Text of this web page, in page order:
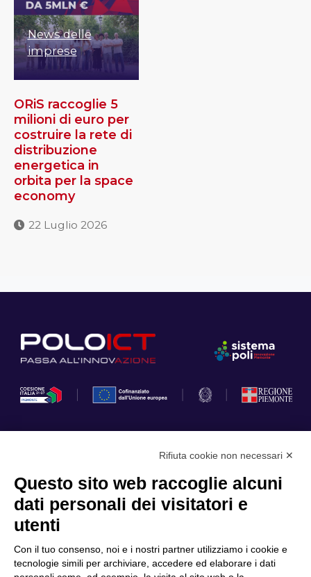
News delle
imprese
ORiS raccoglie 5
milioni di euro per
costruire la rete di
distribuzione
energetica in
orbita per la space
economy
22 Luglio 2026
Cookie Policy
Scopri il Polo
Partner
Finanziamenti e bandi
Rifiuta cookie non necessari ✕
Questo sito web raccoglie alcuni
dati personali dei visitatori e
utenti
Con il tuo consenso, noi e i nostri partner utilizziamo i cookie e
tecnologie simili per archiviare, accedere ed elaborare i dati